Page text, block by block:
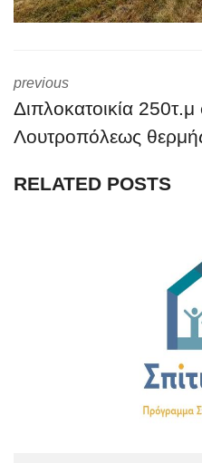
previous
Διπλοκατοικία
Λουτροπόλεως
RELATED POSTS